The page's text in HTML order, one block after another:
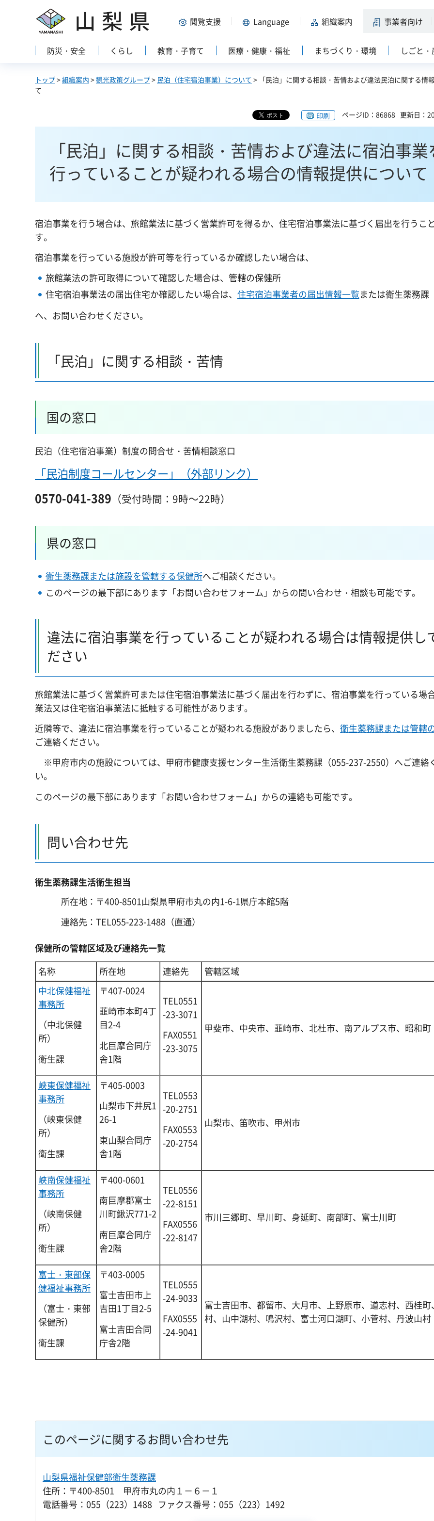
山梨県 閲覧支援 Language 組織案内 事業者向け
防災・安全 くらし 教育・子育て 医療・健康・福祉 まちづくり・環境 しごと
トップ>組織案内 >観光政策グループ> 民泊（住宅宿泊事業）について > 「民泊」に関する相談・苦情および違法民泊に関する情
て
印刷 ページID：86868 更新日：
「民泊」に関する相談・苦情および違法に宿泊事業
行っていることが疑われる場合の情報提供について
宿泊事業を行う場合は、旅館業法に基づく営業許可を得るか、住宅宿泊事業法に基づく届出を行うこ
す。
宿泊事業を行っている施設が許可等を行っているか確認したい場合は、
旅館業法の許可取得について確認した場合は、管轄の保健所
住宅宿泊事業法の届出住宅か確認したい場合は、 住宅宿泊事業者の届出情報一覧または衛生薬務課
へ、お問い合わせください。
「民泊」に関する相談・苦情
国の窓口
民泊（住宅宿泊事業）制度の問合せ・苦情相談窓口
「民泊制度コールセンター」（外部リンク）
0570-041-389 （受付時間：9時～22時）
県の窓口
衛生薬務課または施設を管轄する保健所へご相談ください。
このページの最下部にあります「お問い合わせフォーム」からの問い合わせ・相談も可能です。
違法に宿泊事業を行っていることが疑われる場合は情報提供し
ださい
旅館業法に基づく営業許可または住宅宿泊事業法に基づく届出を行わずに、宿泊事業を行っている場
業法又は住宅宿泊事業法に抵触する可能性があります。
近隣等で、違法に宿泊事業を行っていることが疑われる施設がありましたら、 衛生薬務課または管轄
ご連絡ください。
※甲府市内の施設については、甲府市健康支援センター生活衛生薬務課（055-237-2550）へご連絡
い。
このページの最下部にあります「お問い合わせフォーム」からの連絡も可能です。
問い合わせ先
衛生薬務課生活衛生担当
所在地：〒400-8501山梨県甲府市丸の内1-6-1県庁本館5階
連絡先：TEL055-223-1488（直通）
保健所の管轄区域及び連絡先一覧
名称
所在地 連絡先
管轄区域
中北保健福祉
事務所
（中北保健
所）
衛生課
〒407-0024
韮崎市本町4丁
目2-4
北巨摩合同庁
舎1階
TEL0551
-23-3071
FAX0551
-23-3075
甲斐市、中央市、韮崎市、北杜市、南アルプス市、昭和町
峡東保健福祉
事務所
（峡東保健
所）
衛生課
〒405-0003
山梨市下井尻1
26-1
東山梨合同庁
舎1階
TEL0553
-20-2751
FAX0553
-20-2754
山梨市、笛吹市、甲州市
峡南保健福祉
事務所
（峡南保健
所）
衛生課
〒400-0601
南巨摩郡富士
川町鰍沢771-2
南巨摩合同庁
舎2階
TEL0556
-22-8151
FAX0556
-22-8147
市川三郷町、早川町、身延町、南部町、富士川町
富士・東部保
健福祉事務所
（富士・東部
保健所）
衛生課
〒403-0005
富士吉田市上
吉田1丁目2-5
富士吉田合同
庁舎2階
TEL0555
-24-9033
FAX0555
-24-9041
富士吉田市、都留市、大月市、上野原市、道志村、西桂町
村、山中湖村、鳴沢村、富士河口湖町、小菅村、丹波山村
このページに関するお問い合わせ先
山梨県福祉保健部衛生薬務課
住所：〒400-8501 甲府市丸の内１－６－１
電話番号：055（223）1488 ファクス番号：055（223）1492